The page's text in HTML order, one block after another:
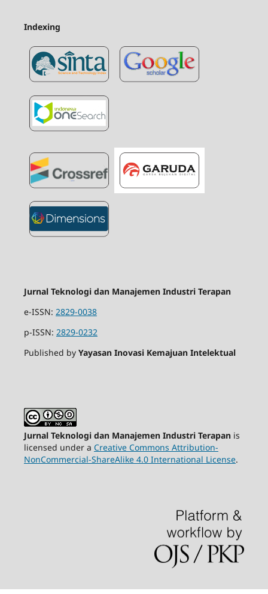
Indexing
Jurnal Teknologi dan Manajemen Industri Terapan
e-ISSN: 2829-0038
p-ISSN: 2829-0232
Published by Yayasan Inovasi Kemajuan Intelektual
Jurnal Teknologi dan Manajemen Industri Terapanis
licensed under a Creative Commons Attribution-
NonCommercial-ShareAlike 4.0 International License.